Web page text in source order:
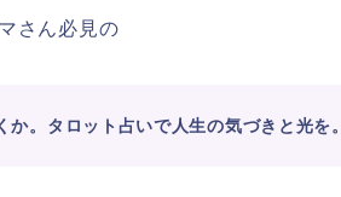
さん必見の
か。タロット占いで人生の気づきと光を。